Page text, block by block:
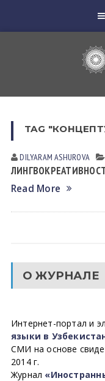
TAG
DILYARAM АSHUROVА
Read More
О ЖУРНАЛЕ
Интернет-портал и
языки в
СМИ на основе
2014 г.
Журнал